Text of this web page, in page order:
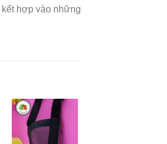
hợp vào những
Add to
Wishlist